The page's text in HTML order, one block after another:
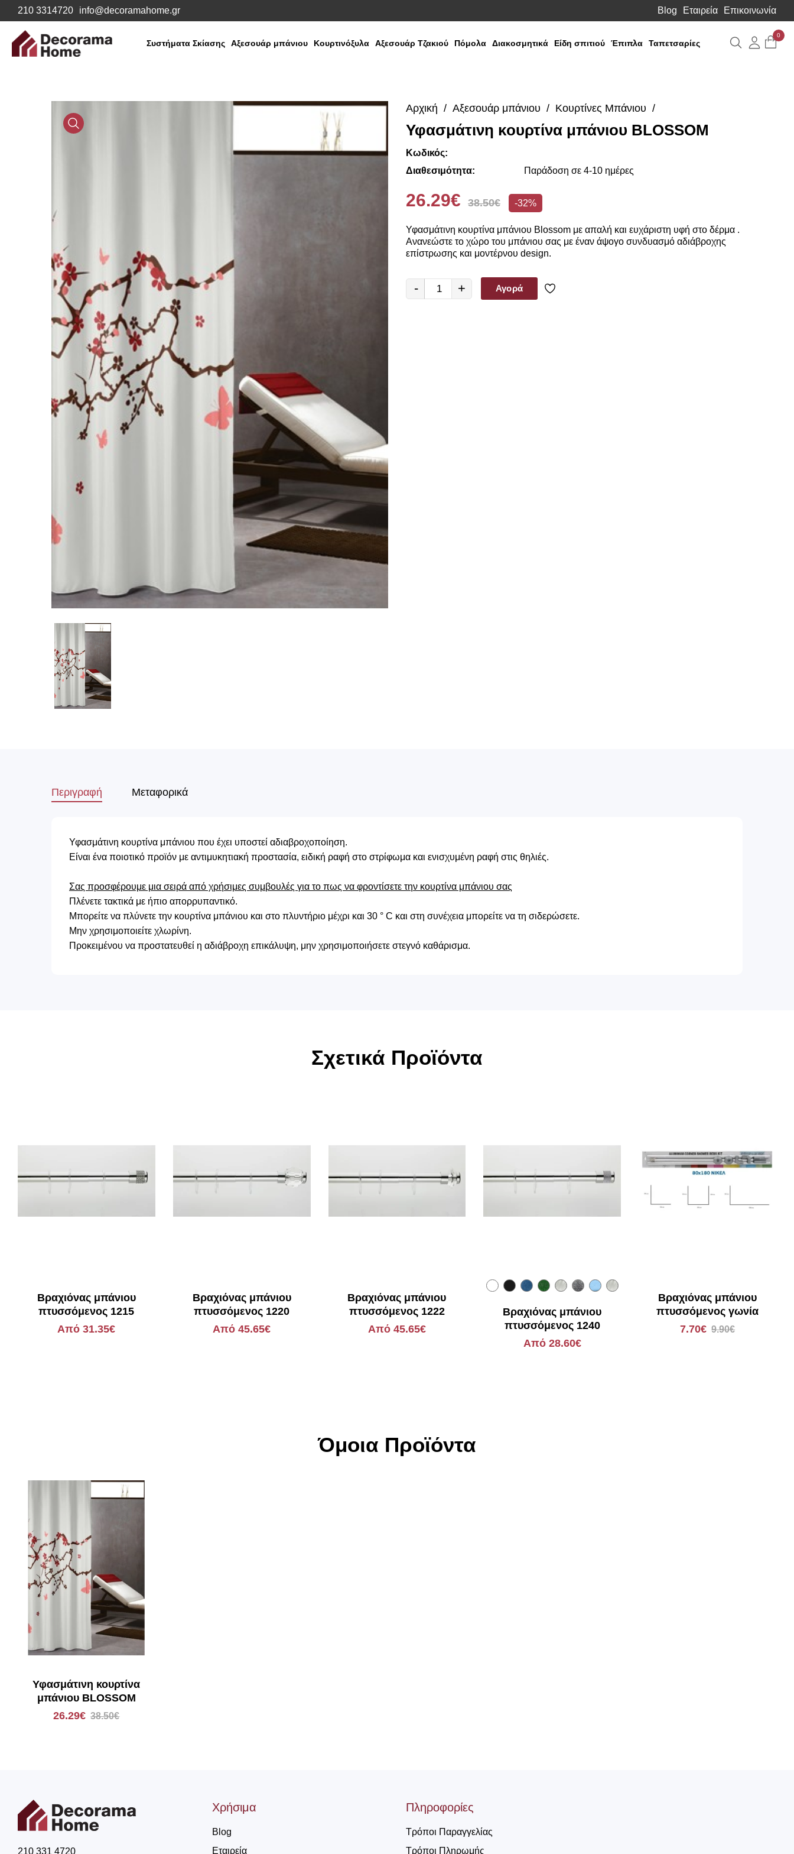
210 3314720 info@decoramahome.gr Blog Εταιρεία Επικοινωνία
Συστήματα Σκίασης Αξεσουάρ μπάνιου Κουρτινόξυλα Αξεσουάρ Τζακιού Πόμολα Διακοσμητικά Είδη σπιτιού Έπιπλα Ταπετσαρίες Αναζήτηση
0
Media
Αρχική Αξεσουάρ μπάνιου Κουρτίνες Μπάνιου
Υφασμάτινη κουρτίνα μπάνιου BLOSSOM
Κωδικός:
Διαθεσιμότητα:
Παράδοση σε 4-10 ημέρες
26.29€ 38.50€ -32%
Υφασμάτινη κουρτίνα μπάνιου Blossom με απαλή και ευχάριστη υφή στο δέρμα .
Ανανεώστε το χώρο του μπάνιου σας με έναν άψογο συνδυασμό αδιάβροχης
επίστρωσης και μοντέρνου design.
- + Αγορά
Περιγραφή Μεταφορικά
Υφασμάτινη κουρτίνα μπάνιου που έχει υποστεί αδιαβροχοποίηση.
Είναι ένα ποιοτικό προϊόν με αντιμυκητιακή προστασία, ειδική ραφή στο στρίφωμα και ενισχυμένη ραφή στις θηλιές.
Σας προσφέρουμε μια σειρά από χρήσιμες συμβουλές για το πως να φροντίσετε την κουρτίνα μπάνιου σας
Πλένετε τακτικά με ήπιο απορρυπαντικό.
Μπορείτε να πλύνετε την κουρτίνα μπάνιου και στο πλυντήριο μέχρι και 30 ° C και στη συνέχεια μπορείτε να τη σιδερώσετε.
Μην χρησιμοποιείτε χλωρίνη.
Προκειμένου να προστατευθεί η αδιάβροχη επικάλυψη, μην χρησιμοποιήσετε στεγνό καθάρισμα.
Σχετικά Προϊόντα
Βραχιόνας μπάνιου
πτυσσόμενος 1215
Από 31.35€
Βραχιόνας μπάνιου
πτυσσόμενος 1220
Από 45.65€
Βραχιόνας μπάνιου
πτυσσόμενος 1222
Από 45.65€
Βραχιόνας μπάνιου
πτυσσόμενος 1240
Από 28.60€
Βραχιόνας μπάνιου
πτυσσόμενος γωνία
7.70€ 9.90€
Όμοια Προϊόντα
Υφασμάτινη κουρτίνα
μπάνιου BLOSSOM
26.29€ 38.50€
210 331 4720
Χρήσιμα
Blog
Εταιρεία
Πληροφορίες
Τρόποι Παραγγελίας
Τρόποι Πληρωμής